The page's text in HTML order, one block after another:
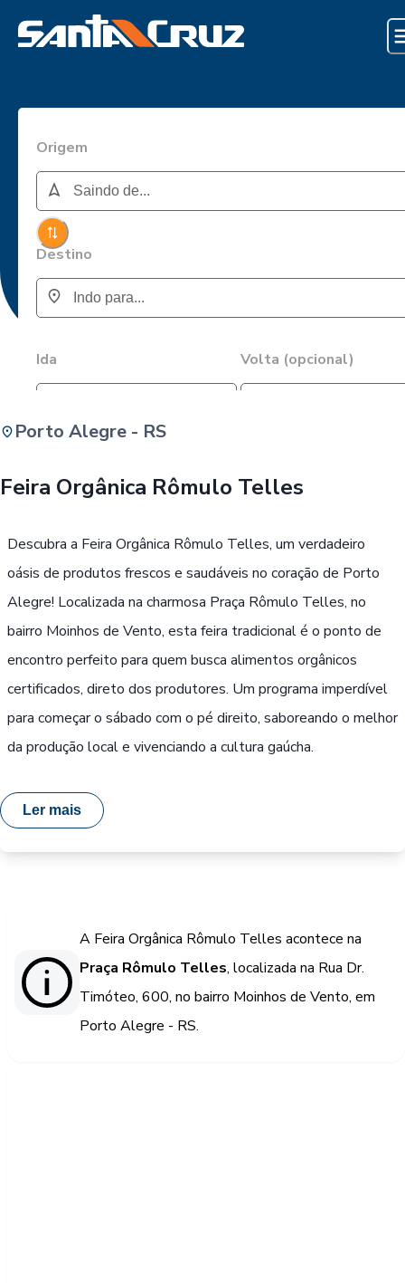
Origem
Destino
Ida Volta (opcional)
Porto Alegre - RS
Feira Orgânica Rômulo Telles
Descubra a Feira Orgânica Rômulo Telles, um verdadeiro
oásis de produtos frescos e saudáveis no coração de Porto
Alegre! Localizada na charmosa Praça Rômulo Telles, no
bairro Moinhos de Vento, esta feira tradicional é o ponto de
encontro perfeito para quem busca alimentos orgânicos
certificados, direto dos produtores. Um programa imperdível
para começar o sábado com o pé direito, saboreando o melhor
da produção local e vivenciando a cultura gaúcha.
Ler mais
A Feira Orgânica Rômulo Telles acontece na
Praça Rômulo Telles, localizada na Rua Dr.
Timóteo, 600, no bairro Moinhos de Vento, em
Porto Alegre - RS.